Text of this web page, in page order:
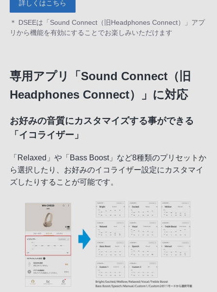
詳しくはこちら
＊ DSEEは「Sound Connect（旧Headphones Connect）」アプ
リから機能を有効にすることでお楽しみいただけます
専用アプリ「Sound Connect（旧
Headphones Connect）」に対応
お好みの音質にカスタマイズする事ができる
「イコライザー」
「Relaxed」や「Bass Boost」など8種類のプリセットか
ら選択したり、お好みのイコライザー設定にカスタマイ
ズしたりすることが可能です。